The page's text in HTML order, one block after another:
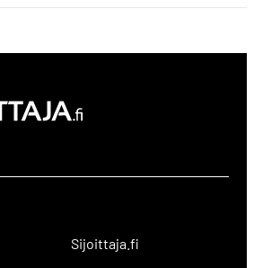
Sijoittaja.fi